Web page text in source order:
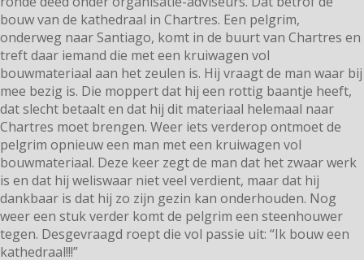
bouw van de kathedraal in Chartres. Een pelgrim,
onderweg naar Santiago, komt in de buurt van Chartres en
treft daar iemand die met een kruiwagen vol
bouwmateriaal aan het zeulen is. Hij vraagt de man waar bij
mee bezig is. Die moppert dat hij een rottig baantje heeft,
dat slecht betaalt en dat hij dit materiaal helemaal naar
Chartres moet brengen. Weer iets verderop ontmoet de
pelgrim opnieuw een man met een kruiwagen vol
bouwmateriaal. Deze keer zegt de man dat het zwaar werk
is en dat hij weliswaar niet veel verdient, maar dat hij
dankbaar is dat hij zo zijn gezin kan onderhouden. Nog
weer een stuk verder komt de pelgrim een steenhouwer
tegen. Desgevraagd roept die vol passie uit: “Ik bouw een
kathedraal!!!”